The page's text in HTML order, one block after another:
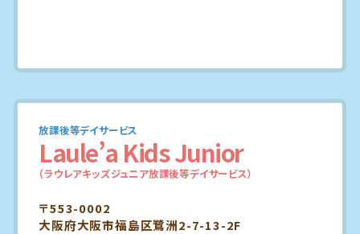
放課後等デイサービス
Laule’a Kids Junior
（ラウレアキッズジュニア放課後等デイサービス）
〒553-0002
大阪府大阪市福島区鷺洲2-7-13-2F